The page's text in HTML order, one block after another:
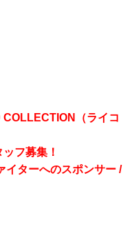
（ライコ
フ募集！
ターへのスポンサー /